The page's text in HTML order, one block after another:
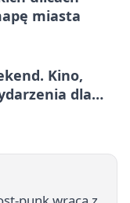
miasta
Kino,
dla